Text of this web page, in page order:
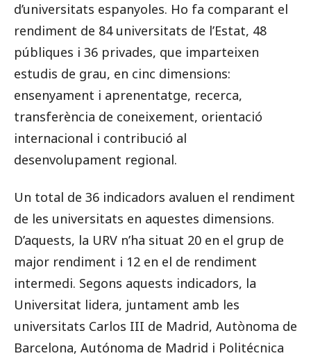
d’universitats espanyoles. Ho fa comparant el
rendiment de 84 universitats de l’Estat, 48
públiques i 36 privades, que imparteixen
estudis de grau, en cinc dimensions:
ensenyament i aprenentatge, recerca,
transferència de coneixement, orientació
internacional i contribució al
desenvolupament regional.
Un total de 36 indicadors avaluen el rendiment
de les universitats en aquestes dimensions.
D’aquests, la URV n’ha situat 20 en el grup de
major rendiment i 12 en el de rendiment
intermedi. Segons aquests indicadors, la
Universitat lidera, juntament amb les
universitats Carlos III de Madrid, Autònoma de
Barcelona, Autónoma de Madrid i Politécnica